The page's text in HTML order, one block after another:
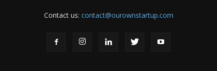
Contact us: contact@ourownstartup.com